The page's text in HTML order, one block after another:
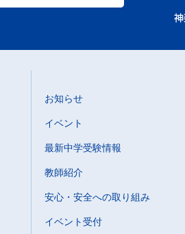
お知らせ
イベント
最新中学受験情報
教師紹介
安心・安全への取り組み
イベント受付